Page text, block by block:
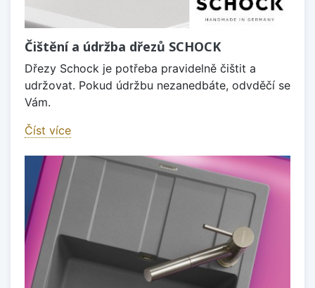
Čištění a údržba dřezů SCHOCK
Dřezy Schock je potřeba pravidelně čištit a
udržovat. Pokud údržbu nezanedbáte, odvděčí se
Vám.
Číst více